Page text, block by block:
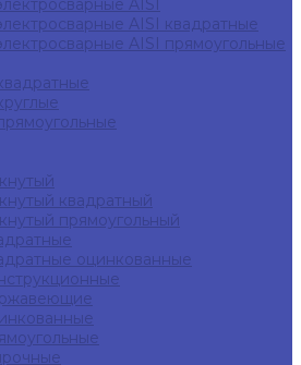
AISI
AISI квадратные
AISI прямоугольные
квадратный
прямоугольный
оцинкованные